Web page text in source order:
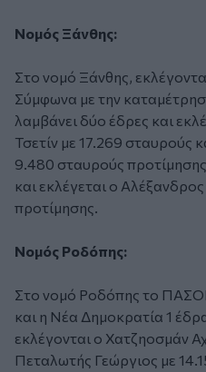
Νομός Ξάνθης:
Στο νομό Ξάνθης,
Σύμφωνα με την
λαμβάνει δύο έδρες και
Τσετίν με 17.269 σταυρούς
9.480 σταυρούς
και εκλέγεται ο
προτίμησης.
Νομός Ροδόπης:
Στο νομό Ροδόπης το
και η Νέα Δημοκρατία 1
εκλέγονται ο Χατζηοσμάν
Πεταλωτής Γεώργιος με